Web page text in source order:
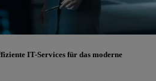
IT-Services für das moderne